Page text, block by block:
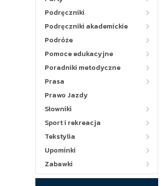
Podręczniki
Podręczniki akademickie
Podróże
Pomoce edukacyjne
Poradniki metodyczne
Prasa
Prawo Jazdy
Słowniki
Sport i rekreacja
Tekstylia
Upominki
Zabawki